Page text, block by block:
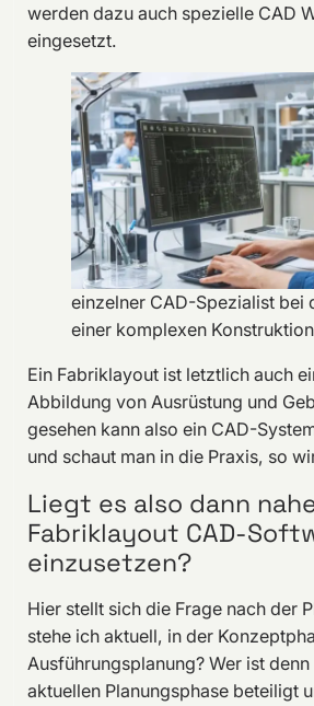
werden dazu auch spezielle CAD
eingesetzt.
einzelner CAD-Spezialist bei
einer komplexen
Ein Fabriklayout ist letztlich auch
Abbildung von Ausrüstung und
gesehen kann also ein CAD-
und schaut man in die Praxis, so
Liegt es also dann
Fabriklayout CAD-
einzusetzen?
Hier stellt sich die Frage nach der
stehe ich aktuell, in der
Ausführungsplanung? Wer ist
aktuellen Planungsphase beteiligt